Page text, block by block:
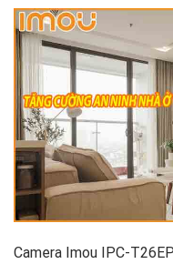
Camera Imou IPC-